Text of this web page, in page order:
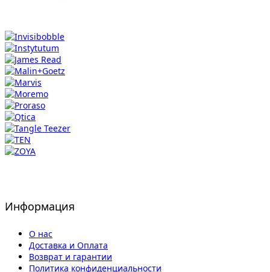
Информация
О нас
Доставка и Оплата
Возврат и гарантии
Политика конфиденциальности